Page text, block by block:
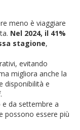
meno è viaggiare
Nel 2024, il 41%
stagione,
evitando
migliora anche la
disponibilità e
e da settembre a
possono essere più